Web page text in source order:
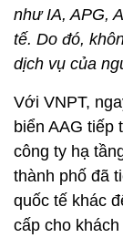
như IA, APG,
tế. Do đó,
dịch vụ của
Với VNPT,
biển AAG tiếp
công ty hạ
thành phố đã
quốc tế khác
cấp cho khách